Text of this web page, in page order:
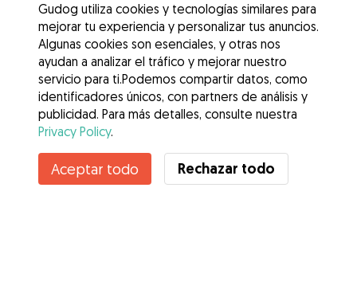
Gudog utiliza cookies y tecnologías similares para
mejorar tu experiencia y personalizar tus anuncios.
Algunas cookies son esenciales, y otras nos
ayudan a analizar el tráfico y mejorar nuestro
servicio para ti.Podemos compartir datos, como
identificadores únicos, con partners de análisis y
publicidad. Para más detalles, consulte nuestra
Privacy Policy.
Aceptar todo Rechazar todo